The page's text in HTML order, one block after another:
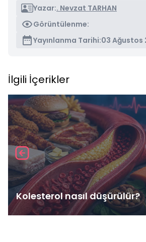
Yazar:. Nevzat TARHAN
Görüntülenme:
Yayınlanma Tarihi:03 Ağustos
İlgili İçerikler
Kolesterol nasıl düşürülür?